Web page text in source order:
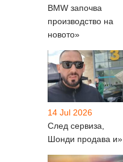
BMW започва
производство на
новото»
14 Jul 2026
След сервиза,
Шонди продава и»